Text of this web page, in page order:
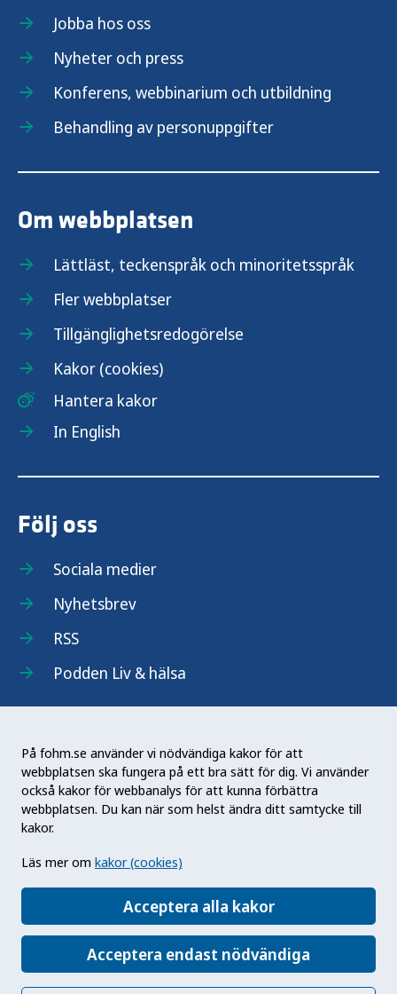
På fohm.se använder vi nödvändiga kakor för att
webbplatsen ska fungera på ett bra sätt för dig. Vi använder
också kakor för webbanalys för att kunna förbättra
webbplatsen. Du kan när som helst ändra ditt samtycke till
kakor.
Läs mer om kakor (cookies)
Acceptera alla kakor
Acceptera endast nödvändiga
Jobba hos oss
Nyheter och press
Konferens, webbinarium och utbildning
Behandling av personuppgifter
Om webbplatsen
Lättläst, teckenspråk och minoritetsspråk
Fler webbplatser
Tillgänglighetsredogörelse
Kakor (cookies)
Hantera kakor
In English
Följ oss
Sociala medier
Nyhetsbrev
RSS
Podden Liv & hälsa
Folkhälsomyndigheten (Fohm) är en nationell
kunskapsmyndighet som arbetar för en bättre
folkhälsa. Det gör myndigheten genom att
främja hälsa, förebygga ohälsa och skydda mot
hälsohot. Vår vision är en folkhälsa som stärker
samhällets utveckling.